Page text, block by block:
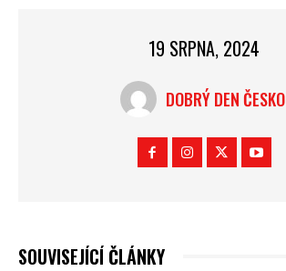
19 SRPNA, 2024
DOBRÝ DEN ČESKO
SOUVISEJÍCÍ ČLÁNKY